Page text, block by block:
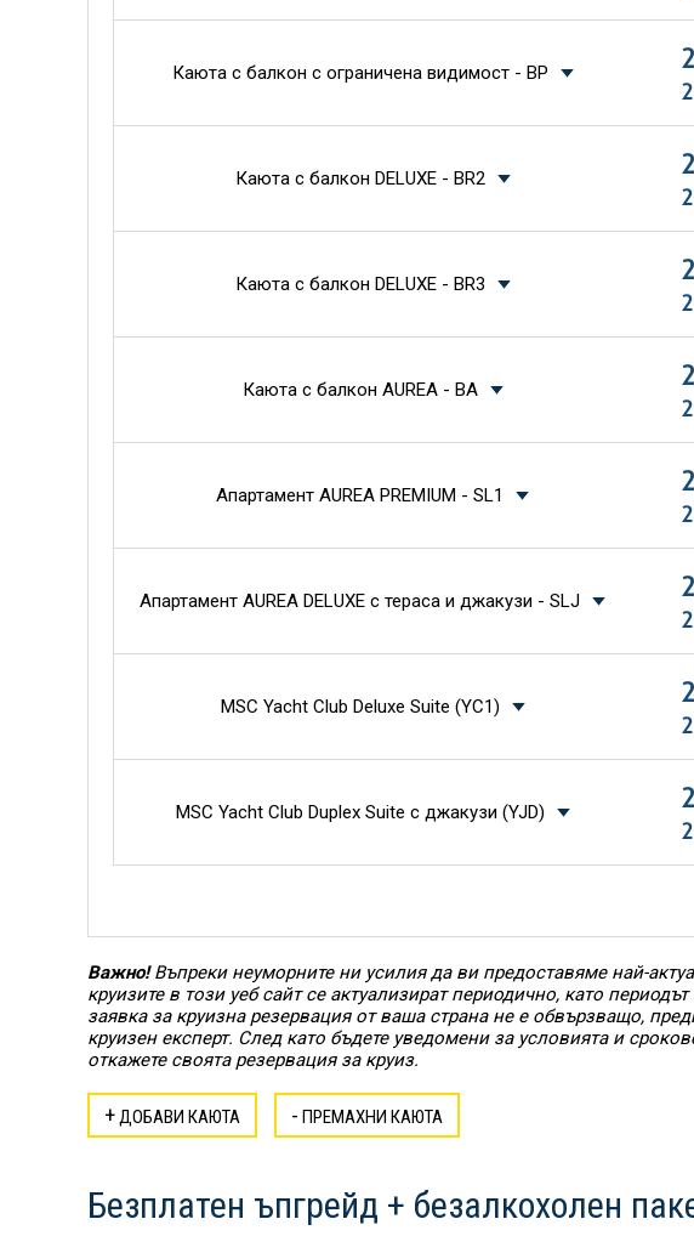
Каюта с балкон с ограничена видимост - BP 2
2
Каюта с балкон DELUXE - BR2 2
2
Каюта с балкон DELUXE - BR3 2
2
Каюта с балкон AUREA - BA 2
2
Апартамент AUREA PREMIUM - SL1 2
2
Апартамент AUREA DELUXE с тераса и джакузи - SLJ 2
2
MSC Yacht Club Deluxe Suite (YC1) 2
2
MSC Yacht Club Duplex Suite с джакузи (YJD) 2
2
Важно!Въпреки неуморните ни усилия да ви предоставяме най-
круизите в този уеб сайт се актуализират периодично, като
заявка за круизна резервация от ваша страна не е обвързващо,
круизен експерт. След като бъдете уведомени за условията и
откажете своята резервация за круиз.
+ДОБАВИ КАЮТА - ПРЕМАХНИ КАЮТА
Безплатен ъпгрейд + безалкохолен